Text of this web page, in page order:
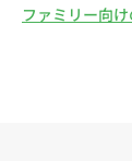
ファミリー向